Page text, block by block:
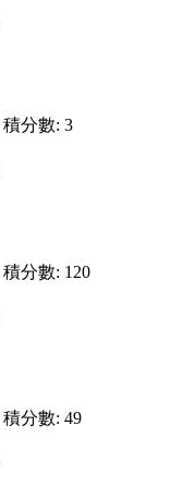
積分數: 3
積分數: 120
積分數: 49